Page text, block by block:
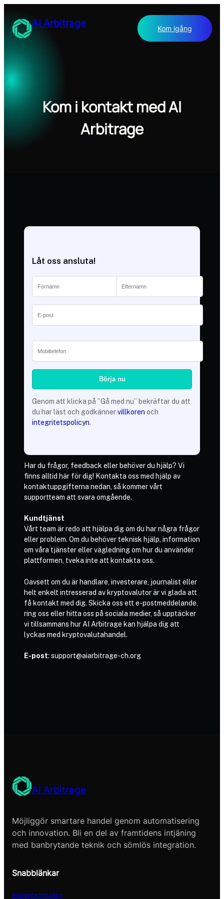
innehåll
AI Arbitrage Kom igång
Kom i kontakt med AI
Arbitrage
Låt oss ansluta!
Genom att klicka på ”Gå med nu” bekräftar du att
du har läst och godkännervillkoren och
integritetspolicyn.
Har du frågor, feedback eller behöver du hjälp? Vi
finns alltid här för dig! Kontakta oss med hjälp av
kontaktuppgifterna nedan, så kommer vårt
supportteam att svara omgående.
Kundtjänst
Vårt team är redo att hjälpa dig om du har några frågor
eller problem. Om du behöver teknisk hjälp, information
om våra tjänster eller vägledning om hur du använder
plattformen, tveka inte att kontakta oss.
Oavsett om du är handlare, investerare, journalist eller
helt enkelt intresserad av kryptovalutor är vi glada att
få kontakt med dig. Skicka oss ett e-postmeddelande,
ring oss eller hitta oss på sociala medier, så upptäcker
vi tillsammans hur AI Arbitrage kan hjälpa dig att
lyckas med kryptovalutahandel.
E-post: support@aiarbitrage-ch.org
AI Arbitrage
Möjliggör smartare handel genom automatisering
och innovation. Bli en del av framtidens intjäning
med banbrytande teknik och sömlös integration.
Snabblänkar
Integritetspolicy